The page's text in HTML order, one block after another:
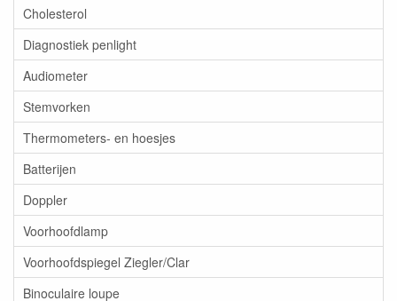
Cholesterol
Diagnostiek penlight
Audiometer
Stemvorken
Thermometers- en hoesjes
Batterijen
Doppler
Voorhoofdlamp
Voorhoofdspiegel Ziegler/Clar
Binoculaire loupe